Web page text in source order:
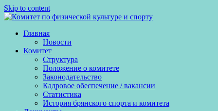
Skip to content
Главная
Новости
Комитет
Структура
Положение о комитете
Законодательство
Кадровое обеспечение / вакансии
Статистика
История брянского спорта и комитета